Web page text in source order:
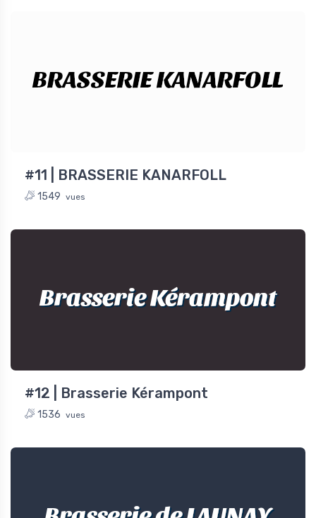
BRASSERIE KANARFOLL
#11 | BRASSERIE KANARFOLL
1549 vues
Brasserie Kérampont
#12 | Brasserie Kérampont
1536 vues